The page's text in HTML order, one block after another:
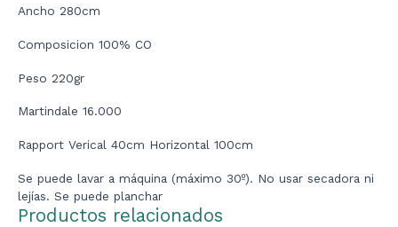
Ancho 280cm
Composicion 100% CO
Peso 220gr
Martindale 16.000
Rapport Verical 40cm Horizontal 100cm
Se puede lavar a máquina (máximo 30º). No usar secadora ni
lejías. Se puede planchar
Productos relacionados